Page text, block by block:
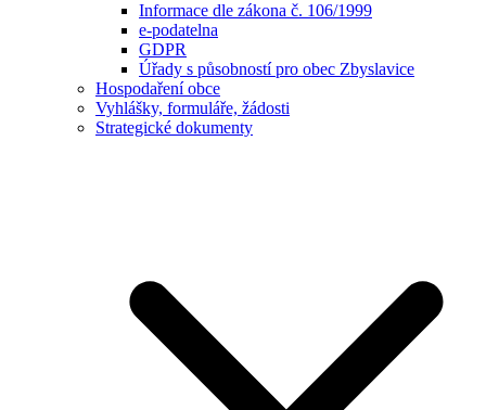
Informace dle zákona č. 106/1999
e-podatelna
GDPR
Úřady s působností pro obec Zbyslavice
Hospodaření obce
Vyhlášky, formuláře, žádosti
Strategické dokumenty